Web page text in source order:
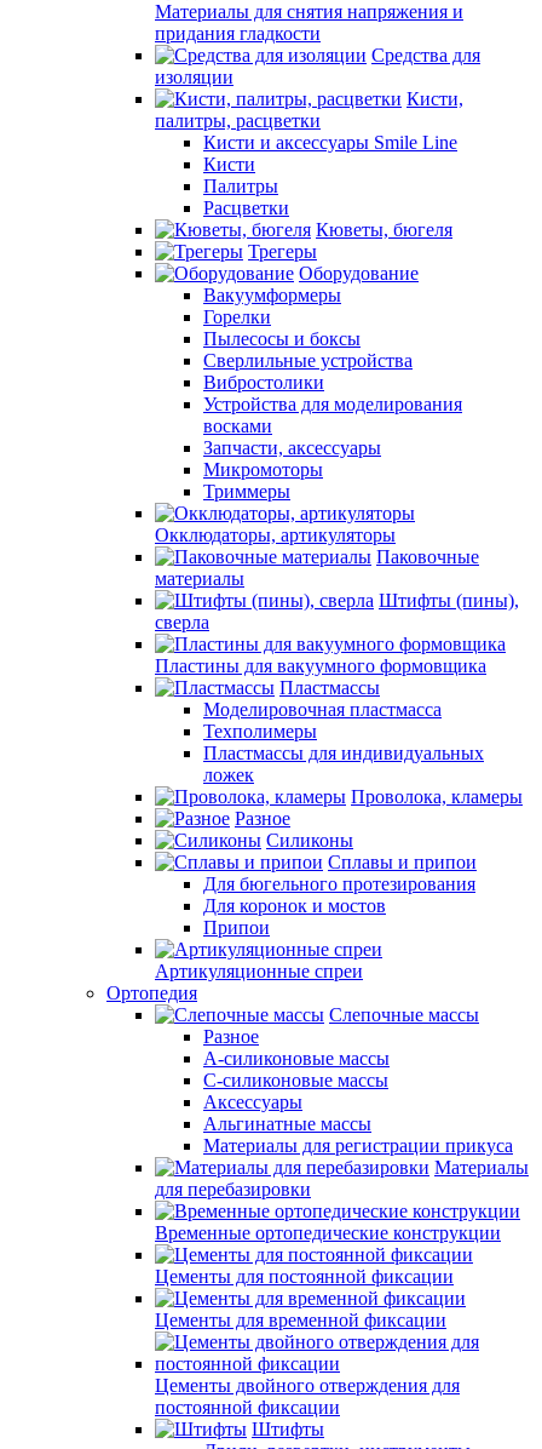
Материалы для снятия напряжения и
придания гладкости
Средства для
изоляции
Кисти,
палитры, расцветки
Кисти и аксессуары Smile Line
Кисти
Палитры
Расцветки
Кюветы, бюгеля
Трегеры
Оборудование
Вакуумформеры
Горелки
Пылесосы и боксы
Сверлильные устройства
Вибростолики
Устройства для моделирования
восками
Запчасти, аксессуары
Микромоторы
Триммеры
Окклюдаторы, артикуляторы
Паковочные
материалы
Штифты (пины),
сверла
Пластины для вакуумного формовщика
Пластмассы
Моделировочная пластмасса
Техполимеры
Пластмассы для индивидуальных
ложек
Проволока, кламеры
Разное
Силиконы
Сплавы и припои
Для бюгельного протезирования
Для коронок и мостов
Припои
Артикуляционные спреи
Ортопедия
Слепочные массы
Разное
А-силиконовые массы
С-силиконовые массы
Аксессуары
Альгинатные массы
Материалы для регистрации прикуса
Материалы
для перебазировки
Временные ортопедические конструкции
Цементы для постоянной фиксации
Цементы для временной фиксации
Цементы двойного отверждения для
постоянной фиксации
Штифты